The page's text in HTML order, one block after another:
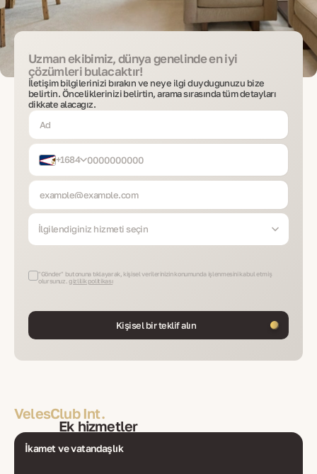
Uzman ekibimiz, dünya genelinde en iyi
çözümleri bulacaktır!
İletişim bilgilerinizi bırakın ve neye ilgi duyduğunuzu bize
belirtin. Önceliklerinizi belirtin, arama sırasında tüm detayları
dikkate alacağız.
+1684
İlgilendiğiniz hizmeti seçin
"Gönder" butonuna tıklayarak, kişisel verilerinizin konumunda işlenmesini kabul etmiş
olursunuz.gizlilik politikası
Kişisel bir teklif alın
VelesClub Int.
Ek hizmetler
İkamet ve vatandaşlık